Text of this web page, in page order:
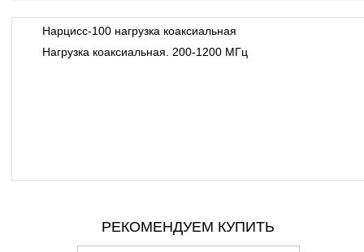
Нарцисс-100 нагрузка коаксиальная
Нагрузка коаксиальная. 200-1200 МГц
РЕКОМЕНДУЕМ КУПИТЬ